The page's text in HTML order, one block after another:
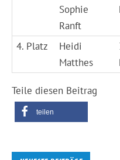
Sophie
Ranft
4. Platz
Heidi
Matthes
Teile diesen Beitrag
teilen